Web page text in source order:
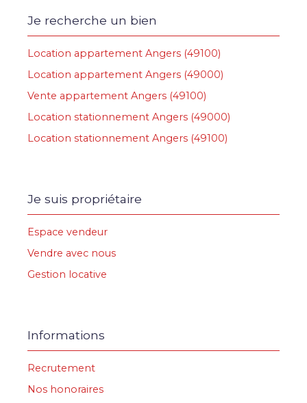
Je recherche un bien
Location appartement Angers (49100)
Location appartement Angers (49000)
Vente appartement Angers (49100)
Location stationnement Angers (49000)
Location stationnement Angers (49100)
Je suis propriétaire
Espace vendeur
Vendre avec nous
Gestion locative
Informations
Recrutement
Nos honoraires